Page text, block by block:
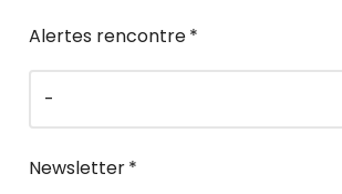
Alertes rencontre*
Newsletter*